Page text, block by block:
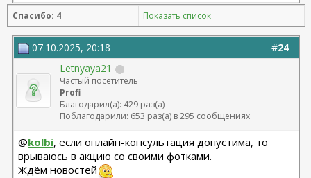
Спасибо: 4 Показать список
#24
07.10.2025, 20:18
Letnyaya21
Частый посетитель
Profi
Благодарил(а): 429 раз(а)
Поблагодарили: 653 раз(а) в 295 сообщениях
@kolbi, если онлайн-консультация допустима, то
врываюсь в акцию со своими фотками.
Ждём новостей